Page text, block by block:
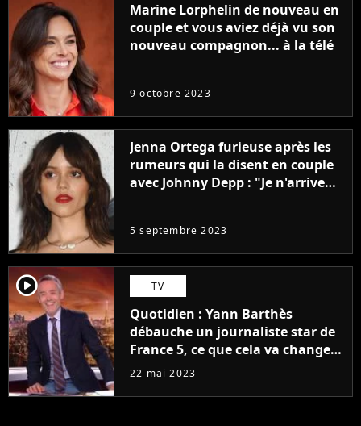
Marine Lorphelin de nouveau en
couple et vous aviez déjà vu son
nouveau compagnon... à la télé
9 octobre 2023
Jenna Ortega furieuse après les
rumeurs qui la disent en couple
avec Johnny Depp : "Je n'arrive
5 septembre 2023
player2 TV
Quotidien : Yann Barthès
débauche un journaliste star de
France 5, ce que cela va changer
à la rentrée
22 mai 2023